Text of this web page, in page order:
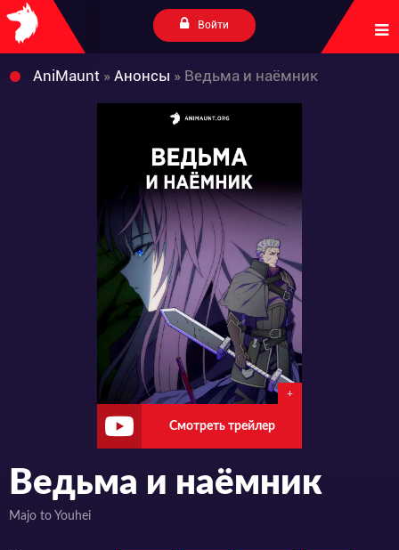
Войти
AniMaunt » Анонсы » Ведьма и наёмник
+
Смотреть трейлер
Ведьма и наёмник
Majo to Youhei